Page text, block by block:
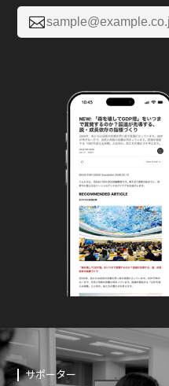

サポーター